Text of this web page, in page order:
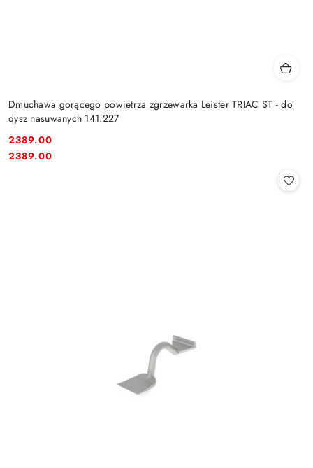
Dmuchawa gorącego powietrza zgrzewarka Leister TRIAC ST - do
dysz nasuwanych 141.227
Cena:
2389.00
Cena:
2389.00